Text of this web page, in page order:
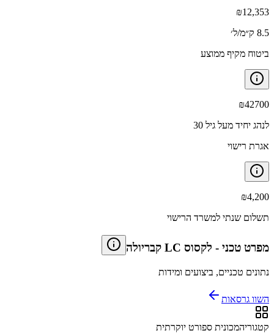
₪12,353
8.5 ק״מ/ל׳
ביטוח מקיף ממוצע
₪42700
לנהג יחיד מעל גיל 30
אגרת רישוי
₪4,200
תשלום שנתי למשרד הרישוי
מפרט טכני - לקסוס LC קבריולה
נתונים טכניים, ביצועים ומידות
השוו גרסאות
קטגוריהמכונית ספורט יוקרתית